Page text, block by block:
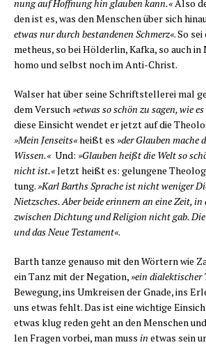
nung auf Hoff­nung hin glau­ben kann.«Also
den ist es, was den Men­schen über sich
etwas nur durch bestan­de­nen Schmerz«. So
me­theus, so bei Höl­der­lin, Kaf­ka, so auch in
homo und selbst noch im Anti-Christ.
Wal­ser hat über sei­ne Schrift­stel­le­rei mal
dem Ver­such »etwas so schön zu sagen, wie
die­se Ein­sicht wen­det er jetzt auf die
»Mein Jen­seits«heißt es »der Glau­ben mache
Wis­sen.« Und: »Glau­ben heißt die Welt so
nicht ist.«Jetzt heißt es: gelun­ge­ne
tung.»Karl Barths Spra­che ist nicht weni­ger
Nietz­sches. Aber bei­de erin­nern an eine Zeit, in
zwi­schen Dich­tung und Reli­gi­on nicht gab.
und das Neue Tes­ta­ment«.
Barth tan­ze genau­so mit den Wör­tern wie
ein Tanz mit der Nega­ti­on,»ein dia­lek­ti­scher
Bewe­gung, ins Umkrei­sen der Gna­de, ins
uns etwas fehlt. Das ist eine wich­ti­ge
etwas klug reden geht an den Men­schen
len Fra­gen vor­bei, man muss in etwas sein